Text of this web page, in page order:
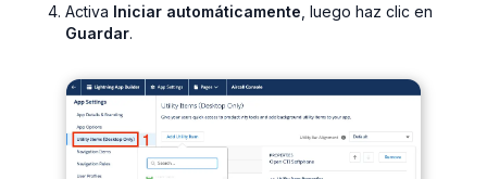
Activa Iniciar automáticamente , luego haz clic en
Guardar.